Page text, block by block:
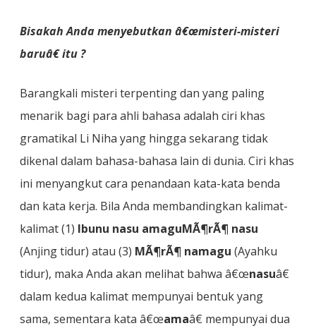
Bisakah Anda menyebutkan â€œmisteri-misteri
baruâ€ itu ?
Barangkali misteri terpenting dan yang paling
menarik bagi para ahli bahasa adalah ciri khas
gramatikal Li Niha yang hingga sekarang tidak
dikenal dalam bahasa-bahasa lain di dunia. Ciri khas
ini menyangkut cara penandaan kata-kata benda
dan kata kerja. Bila Anda membandingkan kalimat-
kalimat (1) Ibunu nasu amaguMÃ¶rÃ¶ nasu
(Anjing tidur) atau (3) MÃ¶rÃ¶ namagu (Ayahku
tidur), maka Anda akan melihat bahwa â€œnasuâ€
dalam kedua kalimat mempunyai bentuk yang
sama, sementara kata â€œamaâ€ mempunyai dua